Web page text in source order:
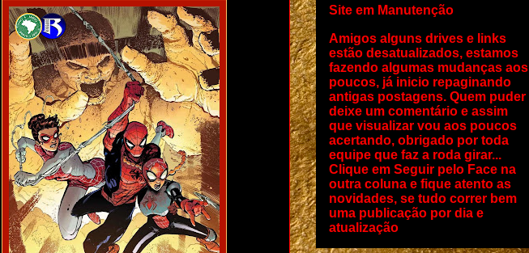
Site em Manutenção
Amigos alguns drives e links
estão desatualizados, estamos
fazendo algumas mudanças aos
poucos, já inicio repaginando
antigas postagens. Quem puder
deixe um comentário e assim
que visualizar vou aos poucos
acertando, obrigado por toda
equipe que faz a roda girar...
Clique em Seguir pelo Face na
outra coluna e fique atento as
novidades, se tudo correr bem
uma publicação por dia e
atualização